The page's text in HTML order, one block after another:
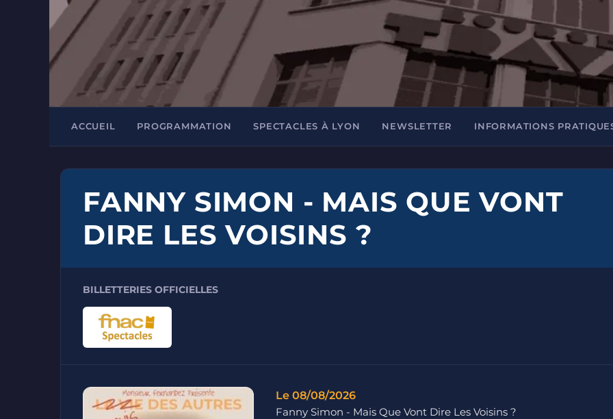
ACCUEIL PROGRAMMATION SPECTACLES À LYON NEWSLETTER INFORMATIONS
FANNY SIMON - MAIS QUE VONT
DIRE LES VOISINS ?
BILLETTERIES OFFICIELLES
Le 08/08/2026
Fanny Simon - Mais Que Vont Dire Les Voisins ?